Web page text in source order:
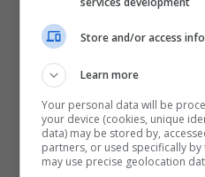
Store and/or access
Learn more
Your personal data will be
your device (cookies, unique
data) may be stored by,
partners, or used specifically
may use precise geolocation